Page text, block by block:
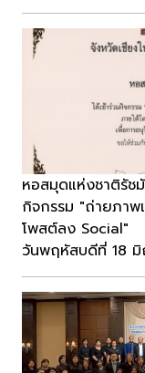
หอสมุดแห่งชาติรัช
กิจกรรม "ถ่ายภา
โพสต์ลง Social"
วันพฤหัสบดีที่ 18 มิ